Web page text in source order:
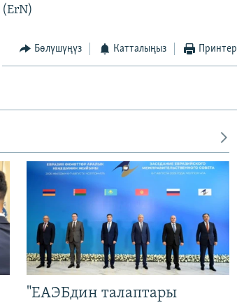
(ErN)
Бөлүшүңүз Катталыңыз Принтер
"ЕАЭБдин талаптары